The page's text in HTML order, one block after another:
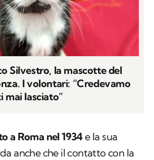
Silvestro, la mascotte del
I volontari: “Credevamo
mai lasciato”
a Roma nel 1934e la sua
anche che il contatto con la